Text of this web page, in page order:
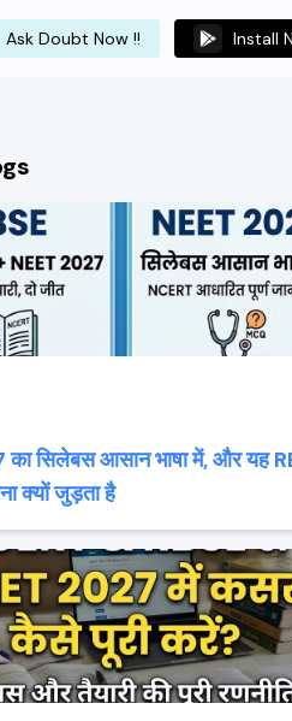
Ask Doubt Now !! Install
सिलेबस आसान भाषा में, और यह
क्यों जुड़ता है